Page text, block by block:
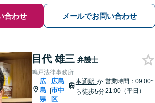
合わせ メールでお問い合わせ
目代 雄三 弁護士
鳴戸法律事務所
広
島
県
|
広島
市中
区
本通駅 か
ら徒歩5分
営業時間：09:00~
21:00（平日）